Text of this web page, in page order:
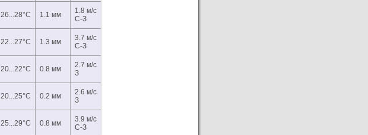
26...28°C 1.1 мм
1.8 м/с
С-З
22...27°C 1.3 мм
3.7 м/с
С-З
20...22°C 0.8 мм
2.7 м/с
З
20...25°C 0.2 мм
2.6 м/с
З
25...29°C 0.8 мм
3.9 м/с
С-З